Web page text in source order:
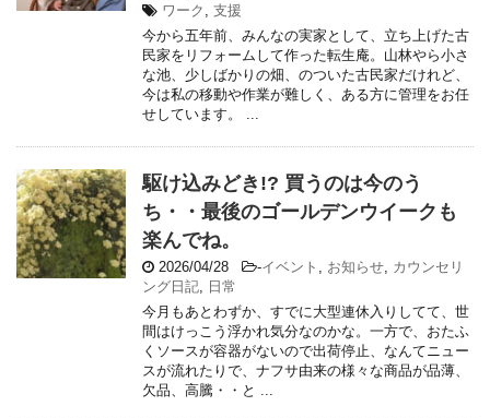
ワーク , 支援
今から五年前、みんなの実家として、立ち上げた古
民家をリフォームして作った転生庵。山林やら小さ
な池、少しばかりの畑、のついた古民家だけれど、
今は私の移動や作業が難しく、ある方に管理をお任
せしています。 ...
駆け込みどき!? 買うのは今のう
ち・・最後のゴールデンウイークも
楽んでね。
2026/04/28 -イベント , お知らせ, カウンセリ
ング日記, 日常
今月もあとわずか、すでに大型連休入りしてて、世
間はけっこう浮かれ気分なのかな。一方で、おたふ
くソースが容器がないので出荷停止、なんてニュー
スが流れたりで、ナフサ由来の様々な商品が品薄、
欠品、高騰・・と ...